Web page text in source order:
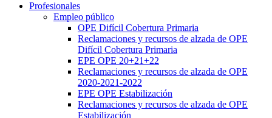
Profesionales
Empleo público
OPE Difícil Cobertura Primaria
Reclamaciones y recursos de alzada de OPE
Difícil Cobertura Primaria
EPE OPE 20+21+22
Reclamaciones y recursos de alzada de OPE
2020-2021-2022
EPE OPE Estabilización
Reclamaciones y recursos de alzada de OPE
Estabilización